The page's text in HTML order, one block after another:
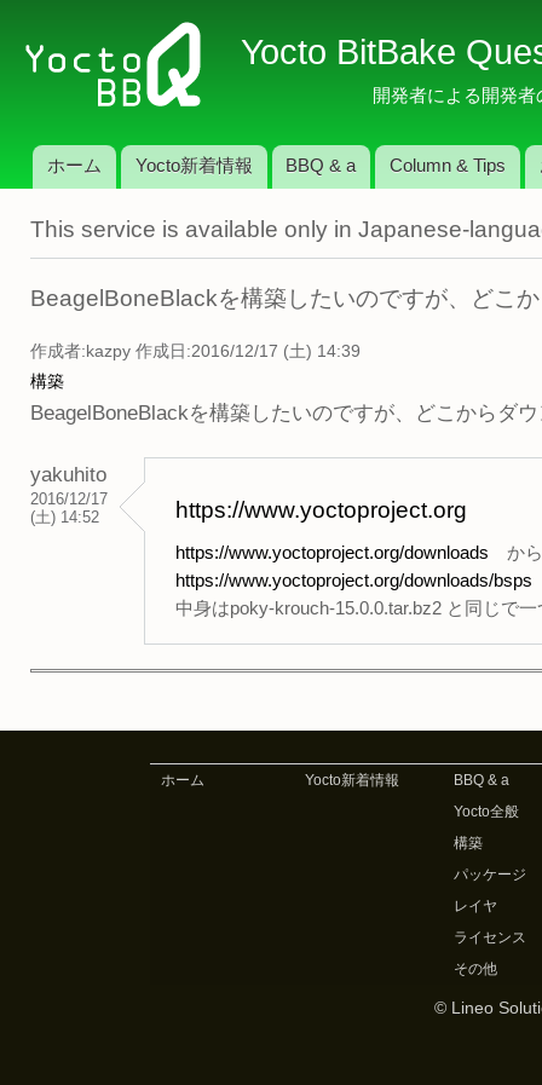
イ
コ
テ
ツ
に
移
Yocto BitBake
開発者による開発
メインメニュー
ホーム Yocto新着情報 BBQ & a Column & Tips
This service is available only in Japanese-
BeagelBoneBlackを構築したいのですが、どこ
作成者: kazpy 作成日:2016/12/17 (土) 14:39
構築
BeagelBoneBlackを構築したいのですが、どこからダ
yakuhito
2016/12/17
(土) 14:52
https://www.yoctoproject.org
https://www.yoctoproject.org/downloads から
https://www.yoctoproject.org/downloads/bsps
中身はpoky-krouch-15.0.0.tar.bz2 と同じで
ホーム Yocto新着情報
BBQ & a
Yocto全般
構築
パッケージ
レイヤ
ライセンス
その他
© Lineo